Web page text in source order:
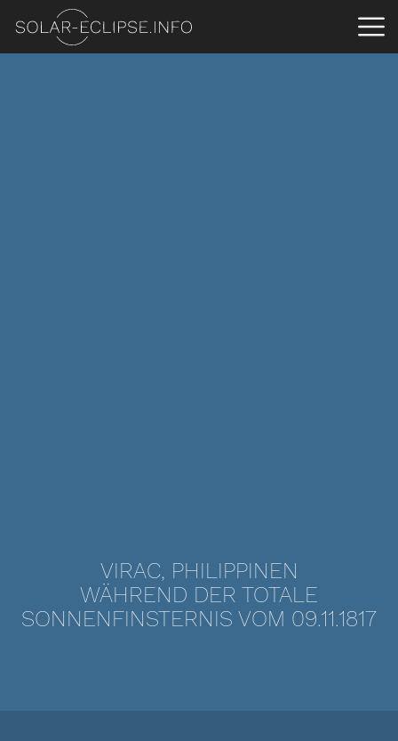
VIRAC, PHILIPPINEN
WÄHREND DER TOTALE
SONNENFINSTERNIS VOM 09.11.1817